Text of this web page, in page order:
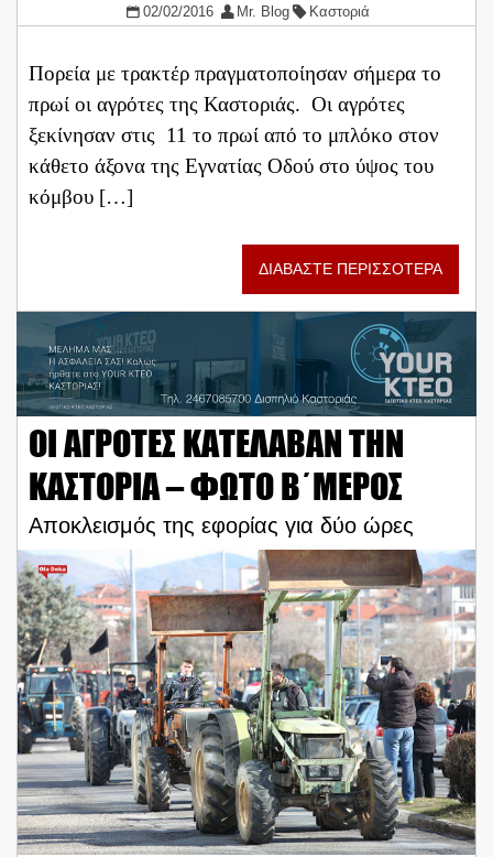
02/02/2016 Mr. Blog Καστοριά
Πορεία με τρακτέρ πραγματοποίησαν σήμερα το
πρωί οι αγρότες της Καστοριάς. Οι αγρότες
ξεκίνησαν στις 11 το πρωί από το μπλόκο στον
κάθετο άξονα της Εγνατίας Οδού στο ύψος του
κόμβου […]
ΔΙΑΒΑΣΤΕ ΠΕΡΙΣΣΟΤΕΡΑ
ΟΙ ΑΓΡΟΤΕΣ ΚΑΤΕΛΑΒΑΝ ΤΗΝ
ΚΑΣΤΟΡΙΑ – ΦΩΤΟ Β΄ΜΕΡΟΣ
Αποκλεισμός της εφορίας για δύο ώρες